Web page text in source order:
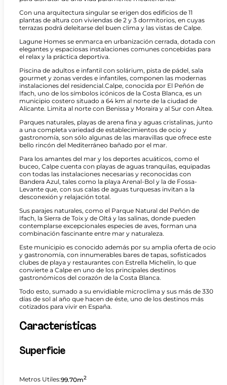
Con una arquitectura singular se erigen dos edificios de 11
plantas de altura con viviendas de 2 y 3 dormitorios, en cuyas
terrazas podrá deleitarse del buen clima y las vistas de Calpe.
Lagune Homes se enmarca en urbanización cerrada, dotada con
elegantes y espaciosas instalaciones comunes concebidas para
el relax y la práctica deportiva.
Piscina de adultos e infantil con solárium, pista de pádel, sala
gourmet y zonas verdes e infantiles, componen las modernas
instalaciones del residencial.Calpe, conocida por El Peñón de
Ifach, uno de los símbolos icónicos de la Costa Blanca, es un
municipio costero situado a 64 km al norte de la ciudad de
Alicante. Limita al norte con Benissa y Moraira y al Sur con Altea.
Parques naturales, playas de arena fina y aguas cristalinas, junto
a una completa variedad de establecimientos de ocio y
gastronomía, son sólo algunas de las maravillas que ofrece este
bello rincón del Mediterráneo bañado por el mar.
Para los amantes del mar y los deportes acuáticos, como el
buceo, Calpe cuenta con playas de aguas tranquilas, equipadas
con todas las instalaciones necesarias y reconocidas con
Bandera Azul, tales como la playa Arenal-Bol y la de Fossa-
Levante que, con sus calas de aguas turquesas invitan a la
desconexión y relajación total.
Sus parajes naturales, como el Parque Natural del Peñón de
Ifach, la Sierra de Toix y de Oltá y las salinas, donde pueden
contemplarse excepcionales especies de aves, forman una
combinación fascinante entre mar y naturaleza.
Este municipio es conocido además por su amplia oferta de ocio
y gastronomía, con innumerables bares de tapas, sofisticados
clubes de playa y restaurantes con Estrella Michelín, lo que
convierte a Calpe en uno de los principales destinos
gastronómicos del corazón de la Costa Blanca.
Todo esto, sumado a su envidiable microclima y sus más de 330
días de sol al año que hacen de éste, uno de los destinos más
cotizados para vivir en España.
Características
Superficie
Metros Utiles:99.70m2